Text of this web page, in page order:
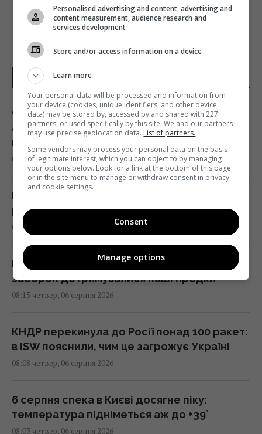
НОВИНИ УКРАЇНИ І СВІТУ
Синоптикиня повідомила про кінець
аномальної спеки: де першими відчують
похолодання
08:28 четвер, 06 серпня 2026
Погана новина для України: Росія отримала
ракети КНДР у критичний момент, - TWZ
08:19 четвер, 06 серпня 2026
Що не можна робити на три Спаси: яких
заборон дотримувалися наші предки
08:15 четвер, 06 серпня 2026
КНДР перекинула до Росії понад 100 ракет:
в ISW пояснили, чим це загрожує Україні
08:08 четвер, 06 серпня 2026
6 серпня спека в Києві досягне піку:
температура підніметься аж до +39°
08:03 четвер, 06 серпня 2026
Personalised advertising and content, advertising and
content measurement, audience research and
services development
Store and/or access information on a device
Learn more
Your personal data will be processed and information from
your device (cookies, unique identifiers, and other device
data) may be stored by, accessed by and shared with 227
partners, or used specifically by this site. We and our partners
may use precise geolocation data. List of partners.
Some vendors may process your personal data on the basis
of legitimate interest, which you can object to by managing
your options below. Look for a link at the bottom of this page
or in the site menu to manage or withdraw consent in privacy
and cookie settings.
Consent
Manage options